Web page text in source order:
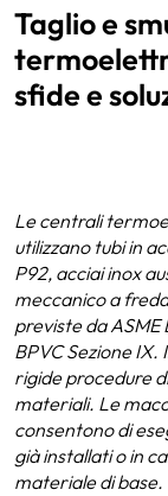
Taglio e
sfide e
Le centrali
utilizzano tubi in
P92, acciai inox
meccanico a
previste da ASME
BPVC Sezione
rigide procedure
materiali. Le
consentono di
già installati o in
materiale di base.